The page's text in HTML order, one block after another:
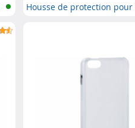
Housse de protection pour